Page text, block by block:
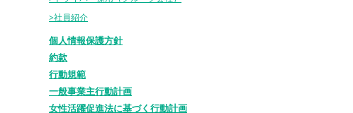
>社員紹介
個人情報保護方針
約款
行動規範
一般事業主行動計画
女性活躍促進法に基づく行動計画